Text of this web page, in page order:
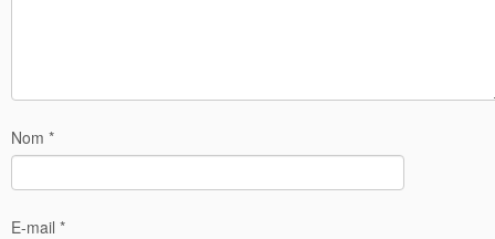
Nom *
E-mail *